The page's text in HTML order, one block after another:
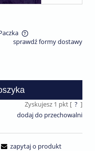
płatności
sprawdź formy dostawy
Zyskujesz 1 pkt [ ? ]
dodaj do przechowalni
zapytaj o produkt